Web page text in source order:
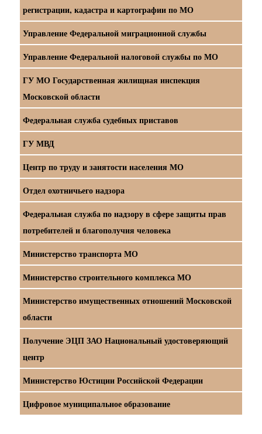
регистрации, кадастра и картографии по МО
Управление Федеральной миграционной службы
Управление Федеральной налоговой службы по МО
ГУ МО Государственная жилищная инспекция
Московской области
Федеральная служба судебных приставов
ГУ МВД
Центр по труду и занятости населения МО
Отдел охотничьего надзора
Федеральная служба по надзору в сфере защиты прав
потребителей и благополучия человека
Министерство транспорта МО
Министерство строительного комплекса МО
Министерство имущественных отношений Московской
области
Получение ЭЦП ЗАО Национальный удостоверяющий
центр
Министерство Юстиции Российской Федерации
Цифровое муниципальное образование